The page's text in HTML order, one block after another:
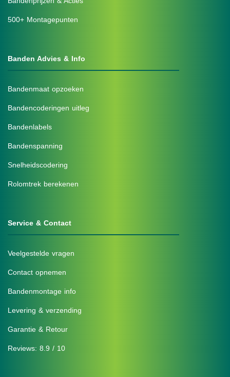
500+ Montagepunten
Banden Advies & Info
Bandenmaat opzoeken
Bandencoderingen uitleg
Bandenlabels
Bandenspanning
Snelheidscodering
Rolomtrek berekenen
Service & Contact
Veelgestelde vragen
Contact opnemen
Bandenmontage info
Levering & verzending
Garantie & Retour
Reviews: 8.9 / 10